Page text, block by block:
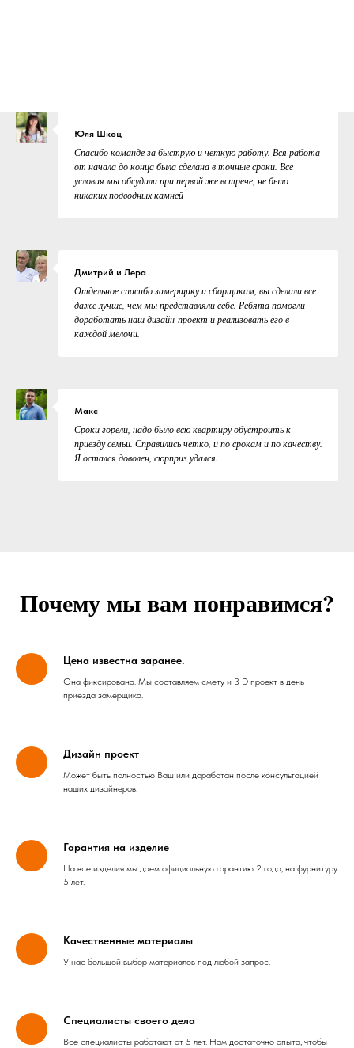
Юля Шкоц
Спасибо команде за быструю и четкую работу. Вся работа
от начала до конца была сделана в точные сроки. Все
условия мы обсудили при первой же встрече, не было
никаких подводных камней
Дмитрий и Лера
Отдельное спасибо замерщику и сборщикам, вы сделали все
даже лучше, чем мы представляли себе. Ребята помогли
доработать наш дизайн-проект и реализовать его в
каждой мелочи.
Макс
Сроки горели, надо было всю квартиру обустроить к
приезду семьи. Справились четко, и по срокам и по качеству.
Я остался доволен, сюрприз удался.
Почему мы вам понравимся?
Цена известна заранее.
Она фиксирована. Мы составляем смету и 3 D проект в день
приезда замерщика.
Дизайн проект
Может быть полностью Ваш или доработан после консультацией
наших дизайнеров.
Гарантия на изделие
На все изделия мы даем официальную гарантию 2 года, на фурнитуру
5 лет.
Качественные материалы
У нас большой выбор материалов под любой запрос.
Специалисты своего дела
Все специалисты работают от 5 лет. Нам достаточно опыта, чтобы